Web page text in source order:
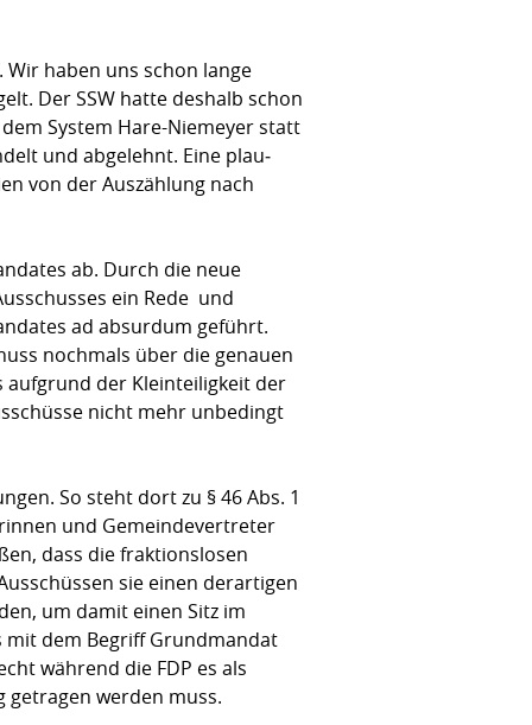
Wir haben uns schon lange
Der SSW hatte deshalb schon
System Hare-Niemeyer statt
und abgelehnt. Eine plau­
von der Auszählung nach
ab. Durch die neue
ein Rede  und
ad absurdum geführt.
nochmals über die genauen
aufgrund der Kleinteiligkeit der
nicht mehr unbedingt
So steht dort zu § 46 Abs. 1
und Gemeindevertreter
dass die fraktionslosen
sie einen derartigen
um damit einen Sitz im
dem Begriff Grundmandat
während die FDP es als
getragen werden muss.